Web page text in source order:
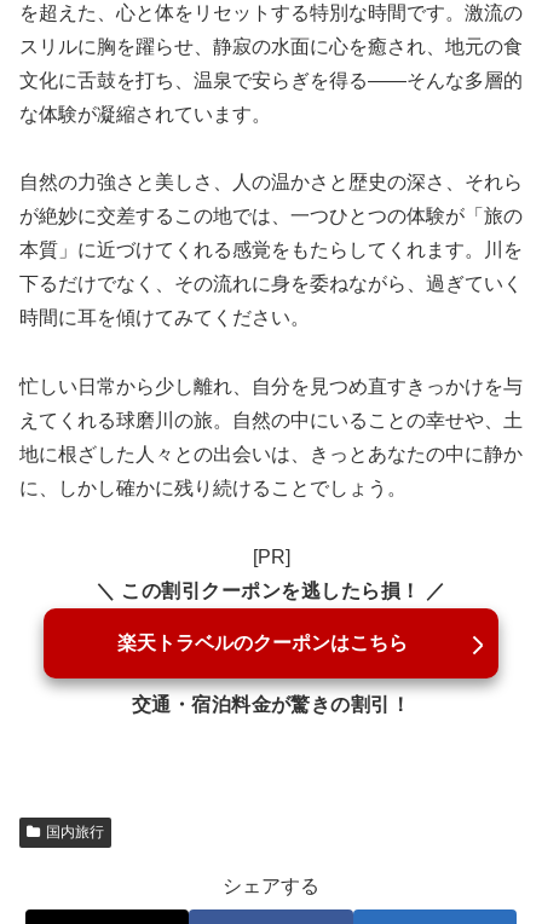
を超えた、心と体をリセットする特別な時間です。激流の
スリルに胸を躍らせ、静寂の水面に心を癒され、地元の食
文化に舌鼓を打ち、温泉で安らぎを得る——そんな多層的
な体験が凝縮されています。
自然の力強さと美しさ、人の温かさと歴史の深さ、それら
が絶妙に交差するこの地では、一つひとつの体験が「旅の
本質」に近づけてくれる感覚をもたらしてくれます。川を
下るだけでなく、その流れに身を委ねながら、過ぎていく
時間に耳を傾けてみてください。
忙しい日常から少し離れ、自分を見つめ直すきっかけを与
えてくれる球磨川の旅。自然の中にいることの幸せや、土
地に根ざした人々との出会いは、きっとあなたの中に静か
に、しかし確かに残り続けることでしょう。
[PR]
＼ この割引クーポンを逃したら損！ ／
楽天トラベルのクーポンはこちら
交通・宿泊料金が驚きの割引！
国内旅行
シェアする